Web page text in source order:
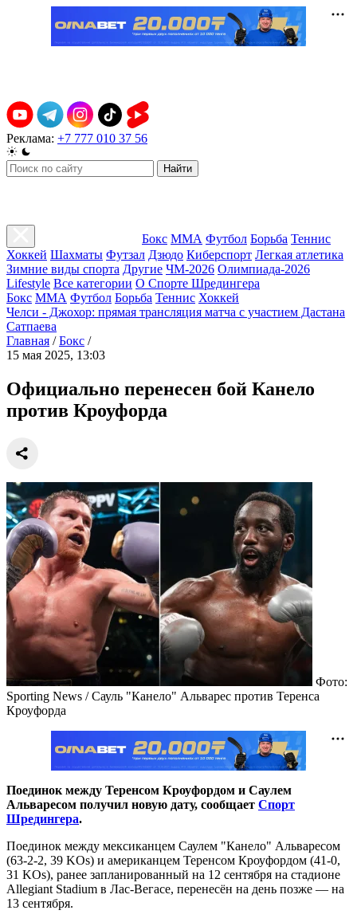
Реклама: +7 777 010 37 56
Найти
Бокс ММА Футбол Борьба Теннис
Хоккей Шахматы Футзал Дзюдо Киберспорт Легкая атлетика
Зимние виды спорта Другие ЧМ-2026 Олимпиада-2026
Lifestyle Все категории О Спорте Шредингера
Бокс ММА Футбол Борьба Теннис Хоккей
Челси - Джохор: прямая трансляция матча с участием Дастана
Сатпаева
Главная / Бокс /
15 мая 2025, 13:03
Официально перенесен бой Канело
против Кроуфорда
Фото:
Sporting News / Сауль "Канело" Альварес против Теренса
Кроуфорда
Поединок между Теренсом Кроуфордом и Саулем
Альваресом получил новую дату, сообщает Спорт
Шредингера.
Поединок между мексиканцем Саулем "Канело" Альваресом
(63-2-2, 39 KOs) и американцем Теренсом Кроуфордом (41-0,
31 KOs), ранее запланированный на 12 сентября на стадионе
Allegiant Stadium в Лас-Вегасе, перенесён на день позже — на
13 сентября.